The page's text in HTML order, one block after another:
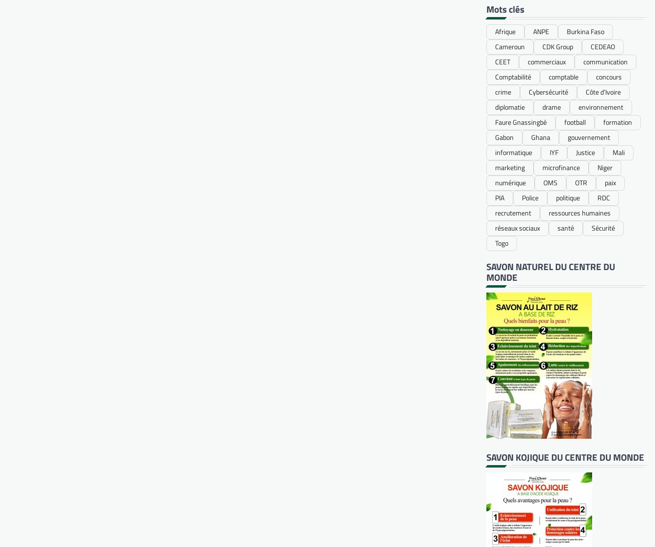
Mots clés
Afrique ANPE
Burkina Faso
Cameroun
CDK Group
CEDEAO
CEET
commerciaux
communication
Comptabilité
comptable
concours
crime
Cybersécurité
Côte d’Ivoire
diplomatie
drame
environnement
Faure Gnassingbé
football
formation
Gabon
Ghana
gouvernement
informatique
IYF Justice
Mali
marketing
microfinance
Niger
numérique
OMS OTR
paix
PIA
Police politique
RDC
recrutement
ressources humaines
réseaux sociaux
santé
Sécurité
Togo
SAVON NATUREL DU CENTRE DU
MONDE
SAVON KOJIQUE DU CENTRE DU MONDE